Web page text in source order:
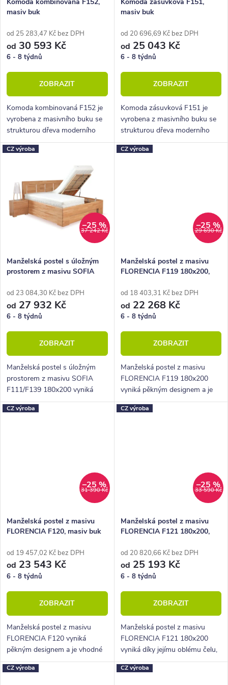
d
u
k
t
ů
o
d
u
k
t
ů
masiv buk
od 25 283,47 Kč bez DPH
od 30 593 Kč
6 - 8 týdnů
ZOBRAZIT
Komoda kombinovaná F152 je
vyrobena z masivního buku se
strukturou dřeva moderního
parketového designu zvaného
cink.
masiv buk
od 20 696,69 Kč bez DPH
od 25 043 Kč
6 - 8 týdnů
ZOBRAZIT
Komoda zásuvková F151 je
vyrobena z masivního buku se
strukturou dřeva moderního
parketového designu zvaného
cink.
CZ výroba
37 242 Kč
–25 %
Manželská postel s úložným
prostorem z masivu SOFIA
buk
od 23 084,30 Kč bez DPH
od 27 932 Kč
6 - 8 týdnů
ZOBRAZIT
Manželská postel s úložným
prostorem z masivu SOFIA
F111/F139 180x200 vyniká
pěkným designem a jejim
náročně zpracovaném
CZ výroba
29 690 Kč
–25 %
Manželská postel z masivu
FLORENCIA F119 180x200,
od 18 403,31 Kč bez DPH
od 22 268 Kč
6 - 8 týdnů
ZOBRAZIT
Manželská postel z masivu
FLORENCIA F119 180x200
vyniká pěkným designem a je
vhodné umístit ji do jakékoli
stylové ložnice.
CZ výroba
31 390 Kč
–25 %
Manželská postel z masivu
FLORENCIA F120, masiv buk
od 19 457,02 Kč bez DPH
od 23 543 Kč
6 - 8 týdnů
ZOBRAZIT
Manželská postel z masivu
FLORENCIA F120 vyniká
pěkným designem a je vhodné
umístit ji do jakékoli stylové
ložnice.
CZ výroba
33 590 Kč
–25 %
Manželská postel z masivu
FLORENCIA F121 180x200,
od 20 820,66 Kč bez DPH
od 25 193 Kč
6 - 8 týdnů
ZOBRAZIT
Manželská postel z masivu
FLORENCIA F121 180x200
vyniká díky jejímu oblému čelu,
které má tři výplně.
CZ výroba CZ výroba